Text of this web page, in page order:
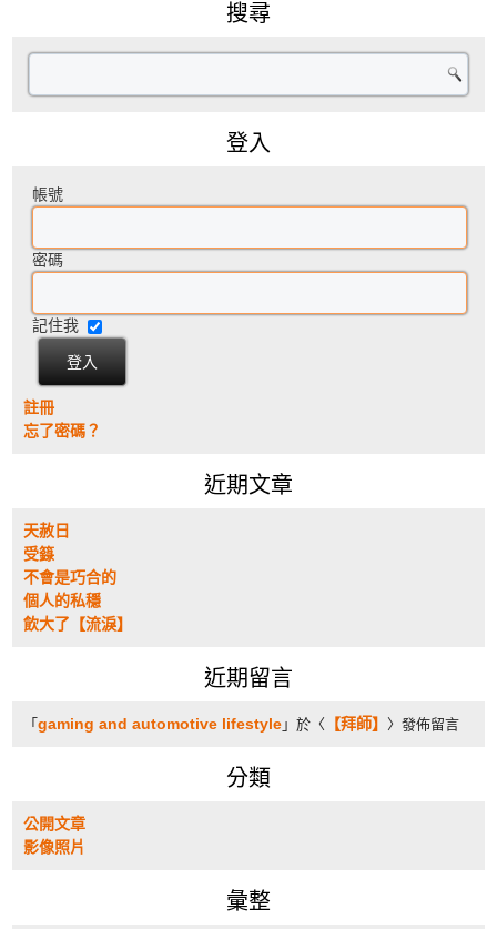
搜尋
登入
帳號
密碼
記住我
註冊
忘了密碼？
近期文章
天赦日
受籙
不會是巧合的
個人的私穩
飲大了【流淚】
近期留言
「gaming and automotive lifestyle 」於〈 【拜師】 〉發佈留言
分類
公開文章
影像照片
彙整